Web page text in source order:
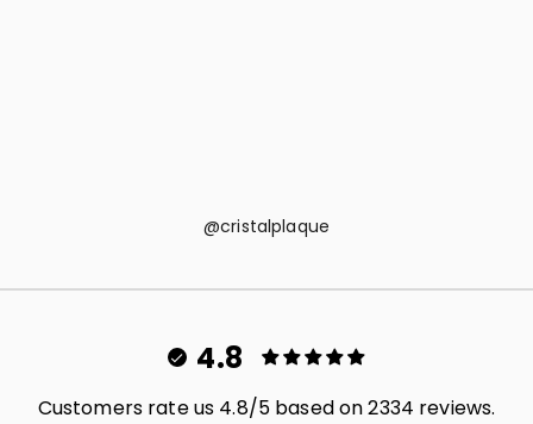
@cristalplaque
4.8
Customers rate us 4.8/5 based on 2334 reviews.